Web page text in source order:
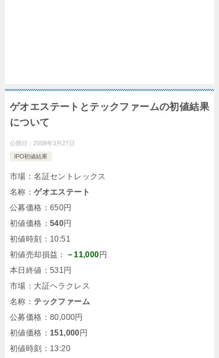
ゲオエステートとテックファームの初値結果
について
公開日： 2008年3月27日
IPO初値結果
市場：名証セントレックス
名称：ゲオエステート
公募価格：650円
初値価格： 540円
初値時刻：10:51
初値売却損益：
－11,000 円
本日終値：531円
市場：大証ヘラクレス
名称： テックファーム
公募価格：80,000円
初値価格： 151,000 円
初値時刻：13:20